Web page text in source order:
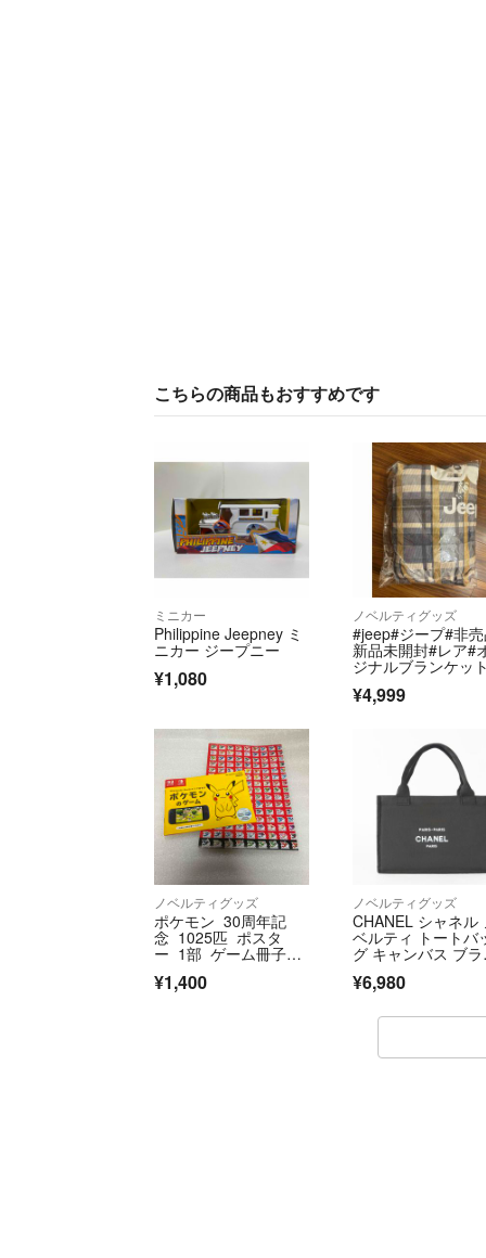
こちらの商品もおすすめです
ミニカー
Philippine Jeepney ミ
ニカー ジープニー
¥1,080
ノベルティグッズ
#jeep#ジープ#非
新品未開封#レア#
ジナルブランケット
¥4,999
ノベルティグッズ
ポケモン 30周年記
念 1025匹 ポスタ
ー 1部 ゲーム冊子付
¥1,400
ノベルティグッズ
CHANEL シャネル
ベルティ トートバ
グ キャンバス ブラ
ク
¥6,980